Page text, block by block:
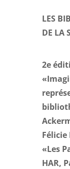
LES
DE LA
2e
Félicie
«Les
HAR,